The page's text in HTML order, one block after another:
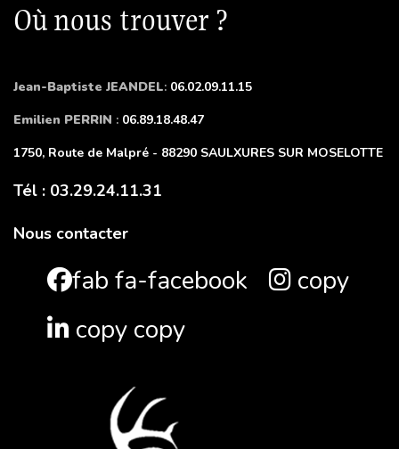
Où nous trouver ?
Jean-Baptiste JEANDEL: 06.02.09.11.15
Emilien PERRIN : 06.89.18.48.47
1750, Route de Malpré - 88290 SAULXURES SUR MOSELOTTE
Tél : 03.29.24.11.31
Nous contacter
fab fa-facebook
copy
copy copy